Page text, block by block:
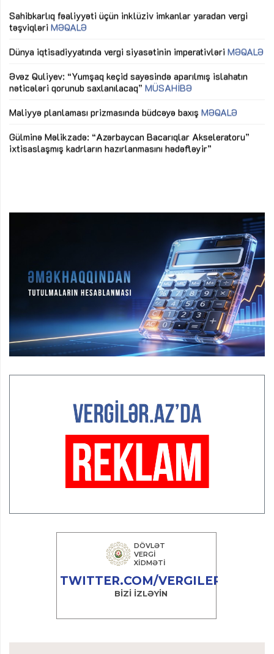
Sahibkarlıq fəaliyyəti üçün inklüziv imkanlar yaradan vergi
təşviqləri MƏQALƏ
Dünya iqtisadiyyatında vergi siyasətinin imperativləri MƏQALƏ
Əvəz Quliyev: “Yumşaq keçid sayəsində aparılmış islahatın
nəticələri qorunub saxlanılacaq” MÜSAHİBƏ
Maliyyə planlaması prizmasında büdcəyə baxış MƏQALƏ
Gülminə Məlikzadə: “Azərbaycan Bacarıqlar Akseleratoru”
ixtisaslaşmış kadrların hazırlanmasını hədəfləyir”